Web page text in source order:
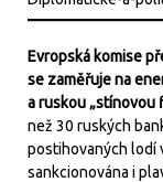
Evropská komise
se zaměřuje na
a ruskou „stínovou
než 30 ruských
postihovaných lodí
sankcionována i